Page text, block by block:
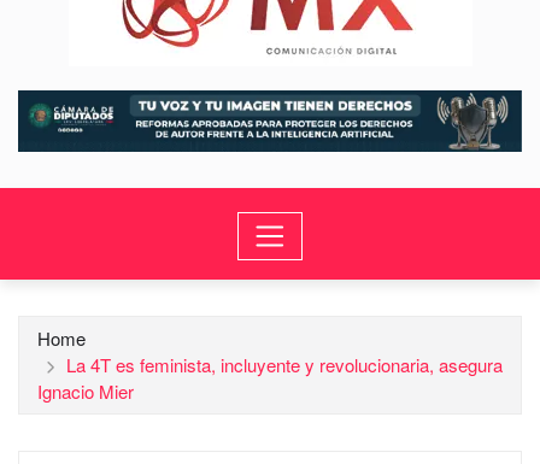
Home
La 4T es feminista, incluyente y revolucionaria, asegura
Ignacio Mier